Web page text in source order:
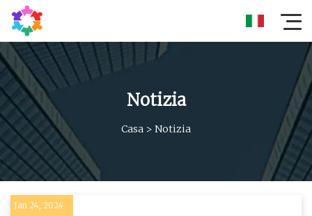
Notizia
Casa > Notizia
Jan 24, 2024